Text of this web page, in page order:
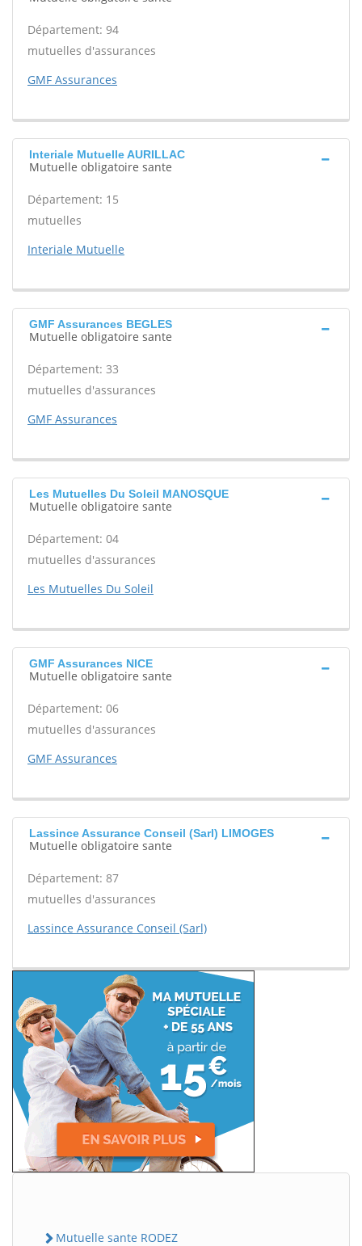
Département: 94
mutuelles d'assurances
GMF Assurances
Interiale Mutuelle AURILLAC
Mutuelle obligatoire sante
Département: 15
mutuelles
Interiale Mutuelle
GMF Assurances BEGLES
Mutuelle obligatoire sante
Département: 33
mutuelles d'assurances
GMF Assurances
Les Mutuelles Du Soleil MANOSQUE
Mutuelle obligatoire sante
Département: 04
mutuelles d'assurances
Les Mutuelles Du Soleil
GMF Assurances NICE
Mutuelle obligatoire sante
Département: 06
mutuelles d'assurances
GMF Assurances
Lassince Assurance Conseil (Sarl) LIMOGES
Mutuelle obligatoire sante
Département: 87
mutuelles d'assurances
Lassince Assurance Conseil (Sarl)
Mutuelle sante RODEZ